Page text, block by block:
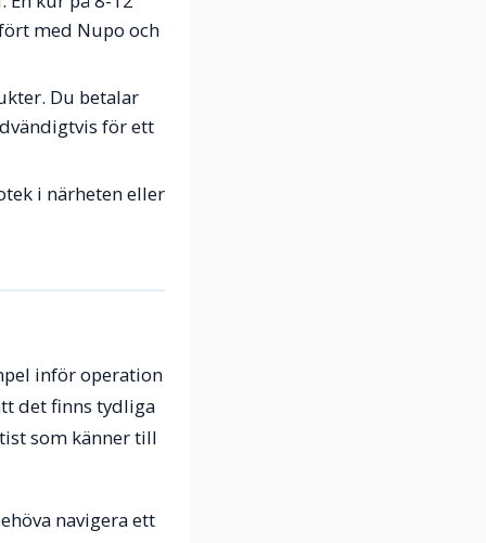
med Nupo och
Du betalar
för ett
i närheten eller
inför operation
det finns tydliga
som känner till
navigera ett